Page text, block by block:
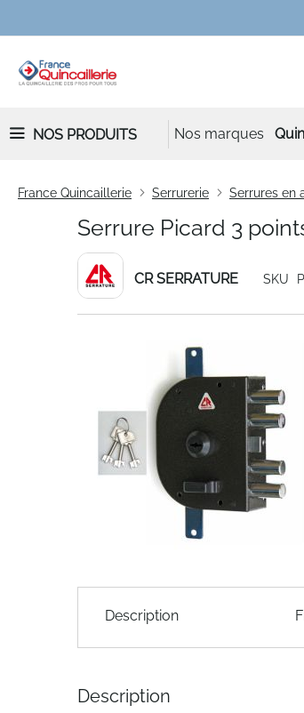
NOS PRODUITS Nos marques
France Quincaillerie Serrurerie Serrures en
Serrure Picard 3
CR SERRATURE SKU
images
gallery
the
images
Description
Description